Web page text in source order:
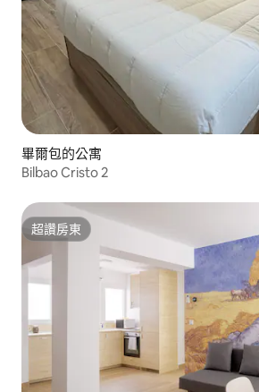
畢爾包的公寓
Bilbao Cristo 2
超讚房東
超讚房東